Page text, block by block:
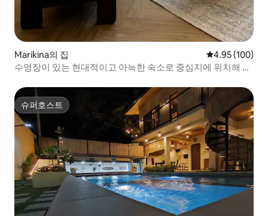
Marikina의 집 평점 4.95점(5
4.95 (100)
수영장이 있는 현대적이고 아늑한 숙소로 중심지에 위치해 있
슈퍼호스트
슈퍼호스트